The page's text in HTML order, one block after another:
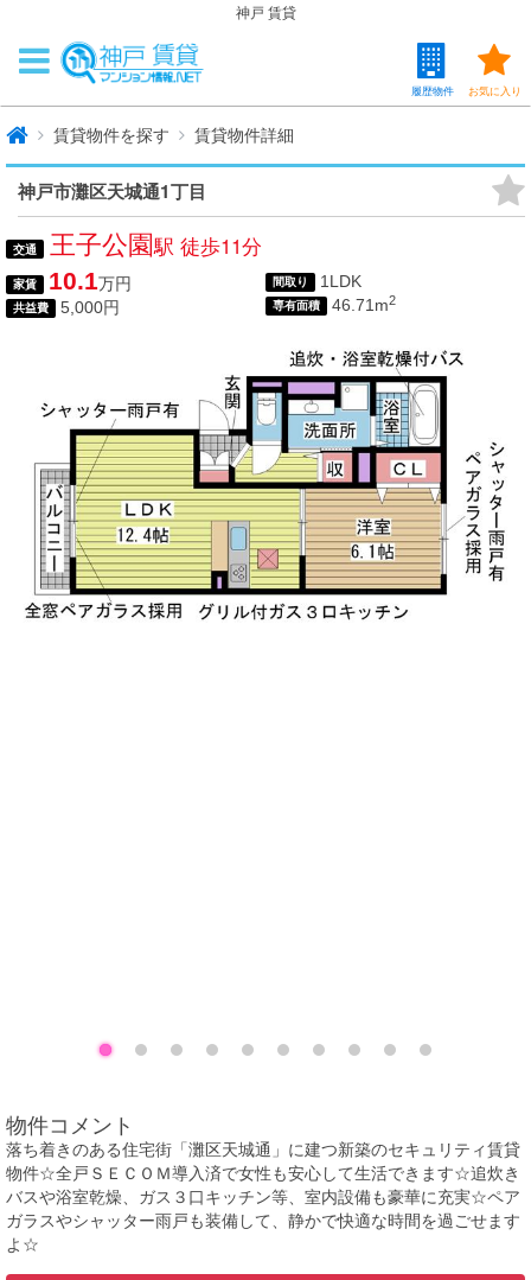
神戸 賃貸
お気に入り
履歴物件
賃貸物件を探す 賃貸物件詳細
神戸市灘区天城通1丁目
交通 王子公園駅 徒歩11分
家賃 10.1万円
共益費 5,000円
間取り 1LDK
専有面積 46.71m2
物件コメント
落ち着きのある住宅街「灘区天城通」に建つ新築のセキュリティ賃貸
物件☆全戸ＳＥＣＯＭ導入済で女性も安心して生活できます☆追炊き
バスや浴室乾燥、ガス３口キッチン等、室内設備も豪華に充実☆ペア
ガラスやシャッター雨戸も装備して、静かで快適な時間を過ごせます
よ☆